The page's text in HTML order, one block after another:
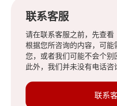
联系客服
请在联系客服之前，先查看
根据您所咨询的内容，可
您，或者我们可能不会个别
此外，我们并未没有电话咨
联系